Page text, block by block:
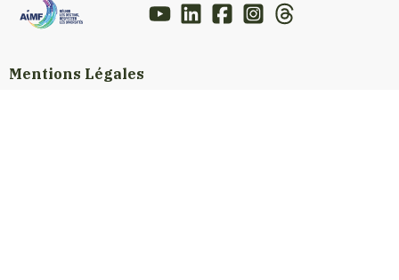
Mentions Légales